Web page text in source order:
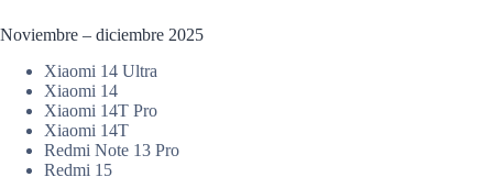
Noviembre – diciembre 2025
Xiaomi 14 Ultra
Xiaomi 14
Xiaomi 14T Pro
Xiaomi 14T
Redmi Note 13 Pro
Redmi 15